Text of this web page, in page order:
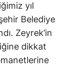
yıl
Belediye
Zeyrek’in
dikkat